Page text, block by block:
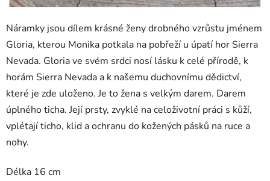
Náramky jsou dílem krásné ženy drobného vzrůstu jménem
Gloria, kterou Monika potkala na pobřeží u úpatí hor Sierra
Nevada. Gloria ve svém srdci nosí lásku k celé přírodě, k
horám Sierra Nevada a k našemu duchovnímu dědictví,
které je zde uloženo. Je to žena s velkým darem. Darem
úplného ticha. Její prsty, zvyklé na celoživotní práci s kůží,
vplétají ticho, klid a ochranu do kožených pásků na ruce a
nohy.
Délka 16 cm